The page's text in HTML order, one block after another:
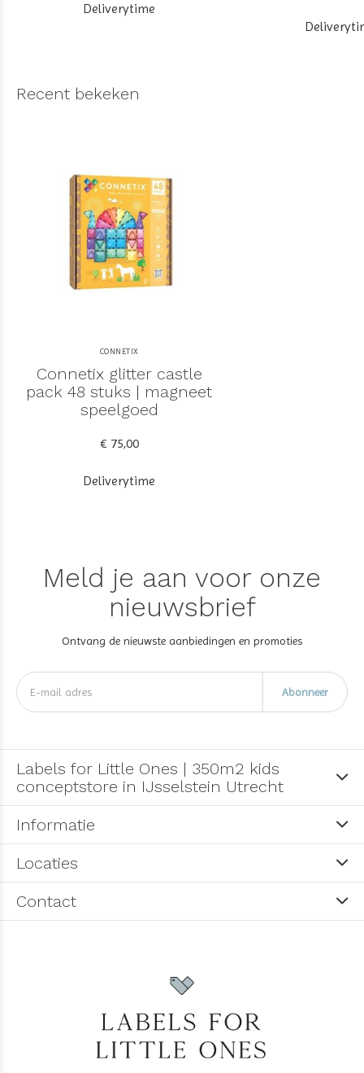
Deliverytime
Recent bekeken
CONNETIX
Connetix glitter castle
pack 48 stuks | magneet
speelgoed
€ 75,00
Deliverytime
Meld je aan voor onze
nieuwsbrief
Ontvang de nieuwste aanbiedingen en promoties
Abonneer
Labels for Little Ones | 350m2 kids
conceptstore in IJsselstein Utrecht
Informatie
Locaties
Contact